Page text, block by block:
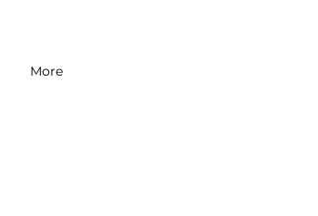
More